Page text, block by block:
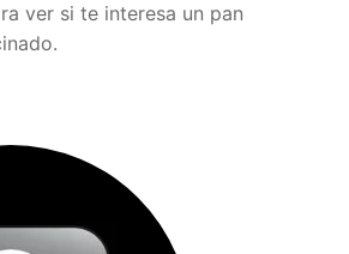
ver si te interesa un pan